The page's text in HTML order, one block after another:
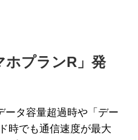
プランR」発
ータ容量超過時や「デー
時でも通信速度が最大